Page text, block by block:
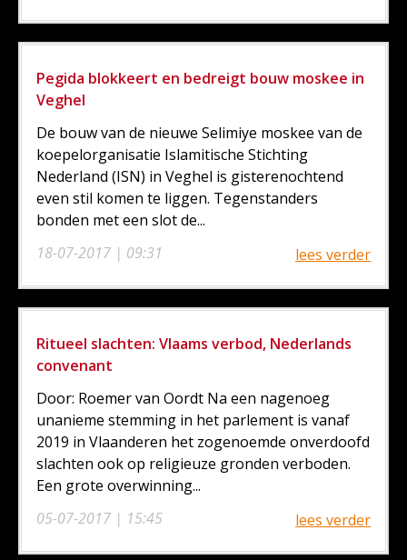
Pegida blokkeert en bedreigt bouw moskee in
Veghel
18-07-2017 | 09:31
De bouw van de nieuwe Selimiye moskee van de
koepelorganisatie Islamitische Stichting
Nederland (ISN) in Veghel is gisterenochtend
even stil komen te liggen. Tegenstanders
bonden met een slot de...
lees verder
Ritueel slachten: Vlaams verbod, Nederlands
convenant
05-07-2017 | 15:45
Door: Roemer van Oordt Na een nagenoeg
unanieme stemming in het parlement is vanaf
2019 in Vlaanderen het zogenoemde onverdoofd
slachten ook op religieuze gronden verboden.
Een grote overwinning...
lees verder